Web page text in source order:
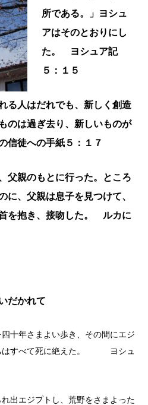
所である。」ヨシュ
アはそのとおりにし
た。 ヨシュア記
５：１５
る人はだれでも、新しく創造
のは過ぎ去り、新しいものが
徒への手紙５：１７
父親のもとに行った。ところ
に、父親は息子を見つけて、
を抱き、接吻した。 ルカに
だかれて
十年さまよい歩き、その間にエジ
はすべて死に絶えた。 ヨシュ
出エジプトし、荒野をさまよった